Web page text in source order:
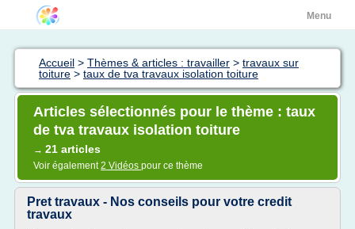
Menu
Accueil > Thèmes & articles : travailler > travaux sur
toiture > taux de tva travaux isolation toiture
Articles sélectionnés pour le thème : taux
de tva travaux isolation toiture
→ 21 articles
Voir également2 Vidéos pour ce thème
Pret travaux - Nos conseils pour votre credit
travaux